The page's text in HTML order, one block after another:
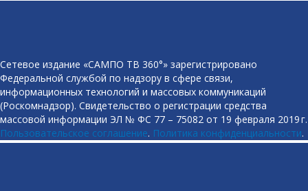
Сетевое издание «САМПО ТВ 360°» зарегистрировано
Федеральной службой по надзору в сфере связи,
информационных технологий и массовых коммуникаций
(Роскомнадзор). Свидетельство о регистрации средства
массовой информации ЭЛ № ФС 77 – 75082 от 19 февраля 2019 г.
Пользовательское соглашение. Политика конфиденциальности.